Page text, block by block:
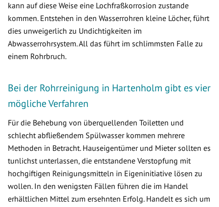
kann auf diese Weise eine Lochfraßkorrosion zustande
kommen. Entstehen in den Wasserrohren kleine Löcher, führt
dies unweigerlich zu Undichtigkeiten im
Abwasserrohrsystem. All das führt im schlimmsten Falle zu
einem Rohrbruch.
Bei der Rohrreinigung in Hartenholm gibt es vier
mögliche Verfahren
Für die Behebung von überquellenden Toiletten und
schlecht abfließendem Spülwasser kommen mehrere
Methoden in Betracht. Hauseigentümer und Mieter sollten es
tunlichst unterlassen, die entstandene Verstopfung mit
hochgiftigen Reinigungsmitteln in Eigeninitiative lösen zu
wollen. In den wenigsten Fällen führen die im Handel
erhältlichen Mittel zum ersehnten Erfolg. Handelt es sich um